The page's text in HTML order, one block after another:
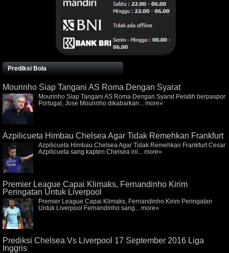
Prediksi Bola
Mourinho Siap Tangani AS Roma Dengan Syarat
Mourinho Siap Tangani AS Roma Dengan Syarat Pelatih berpaspor
Portugal, Jose Mourinho dikabarkan... more»
Azpilicueta Himbau Chelsea Agar Tidak Remehkan Frankfurt
Azpilicueta Himbau Chelsea Agar Tidak Remehkan Frankfurt Cesar
Azpilicueta sang kapten Chelsea ini... more»
Premier League Capai Klimaks, Fernandinho Kirim
Peringatan Untuk Liverpool
Premier League Capai Klimaks, Fernandinho Kirim Peringatan
Untuk Liverpool Fernandinho sang... more»
Prediksi Chelsea Vs Liverpool 17 September 2016 Liga
Inggris